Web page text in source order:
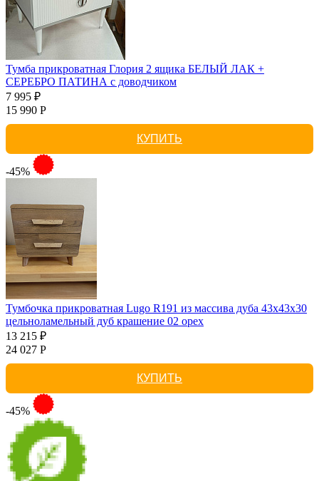
Тумба прикроватная Глория 2 ящика БЕЛЫЙ ЛАК +
СЕРЕБРО ПАТИНА с доводчиком
7 995 ₽
15 990 Р
КУПИТЬ
-45%
Тумбочка прикроватная Lugo R191 из массива дуба 43х43х30
цельноламельный дуб крашение 02 орех
13 215 ₽
24 027 Р
КУПИТЬ
-45%